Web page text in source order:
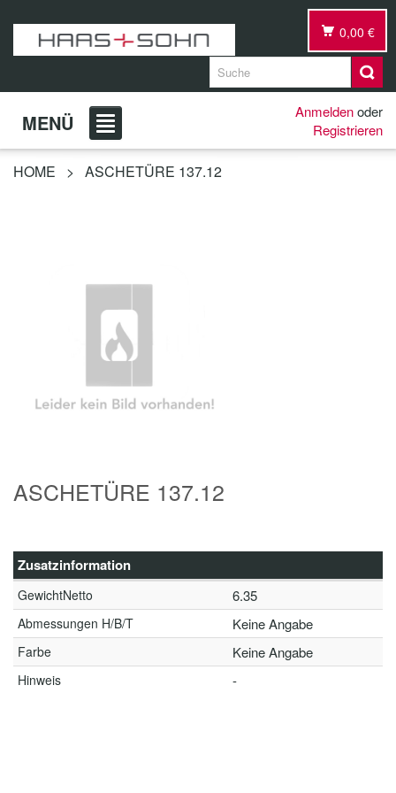
0,00 €
MENÜ Anmeldenoder
Registrieren
HOME > ASCHETÜRE 137.12
ASCHETÜRE 137.12
Zusatzinformation
GewichtNetto 6.35
Abmessungen H/B/T Keine Angabe
Farbe Keine Angabe
Hinweis -